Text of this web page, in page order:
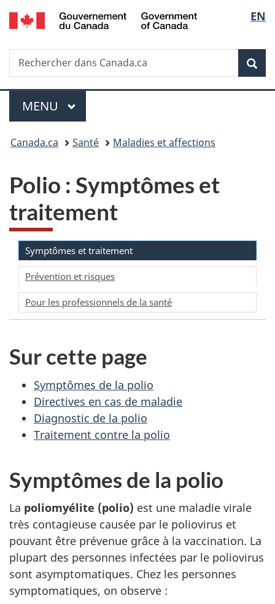
Passer
au
principal
Passer
à
Au
du
Passer
à
version
simplifiée
de
la
EN
Recherche
Rechercher
dans
Menu
MENU PRINCIPAL
Vous
ici :
Canada.ca Santé Maladies et affections
Polio : Symptômes et
traitement
Symptômes et traitement
Prévention et risques
Pour les professionnels de la santé
Sur cette page
Symptômes de la polio
Directives en cas de maladie
Diagnostic de la polio
Traitement contre la polio
Symptômes de la polio
La poliomyélite (polio) est une maladie virale
très contagieuse causée par le poliovirus et
pouvant être prévenue grâce à la vaccination. La
plupart des personnes infectées par le poliovirus
sont asymptomatiques. Chez les personnes
symptomatiques, on observe :